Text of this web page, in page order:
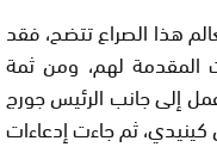
هذا الصراع تتضح، فقد
المقدمة لهم، ومن ثمة
إلى جانب الرئيس جورج
ثم جاءت إدعاءات